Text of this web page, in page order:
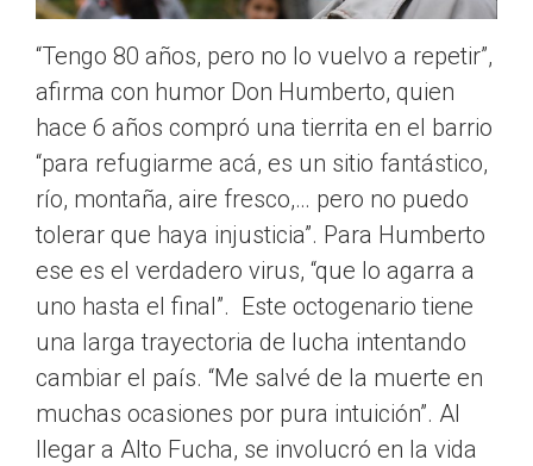
“Tengo 80 años, pero no lo vuelvo a repetir”,
afirma con humor Don Humberto, quien
hace 6 años compró una tierrita en el barrio
“para refugiarme acá, es un sitio fantástico,
río, montaña, aire fresco,… pero no puedo
tolerar que haya injusticia”. Para Humberto
ese es el verdadero virus, “que lo agarra a
uno hasta el final”. Este octogenario tiene
una larga trayectoria de lucha intentando
cambiar el país. “Me salvé de la muerte en
muchas ocasiones por pura intuición”. Al
llegar a Alto Fucha, se involucró en la vida